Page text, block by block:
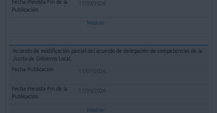
17/09/2026
Mostrar
Acuerdo de modificación parcial del acuerdo de delegación de competencias de la
Junta de Gobierno Local.
17/07/2026
17/09/2026
Mostrar